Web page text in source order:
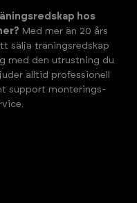
hos
Med mer än 20 års
sälja träningsredskap
med den utrustning du
alltid professionell
support monterings-